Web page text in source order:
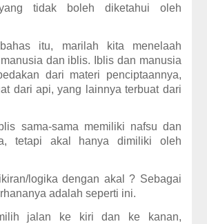
tidak boleh diketahui oleh
itu, marilah kita menelaah
dan iblis. Iblis dan manusia
dari materi penciptaannya,
dari api, yang lainnya terbuat dari
sama-sama memiliki nafsu dan
tetapi akal hanya dimiliki oleh
logika dengan akal ? Sebagai
adalah seperti ini.
jalan ke kiri dan ke kanan,